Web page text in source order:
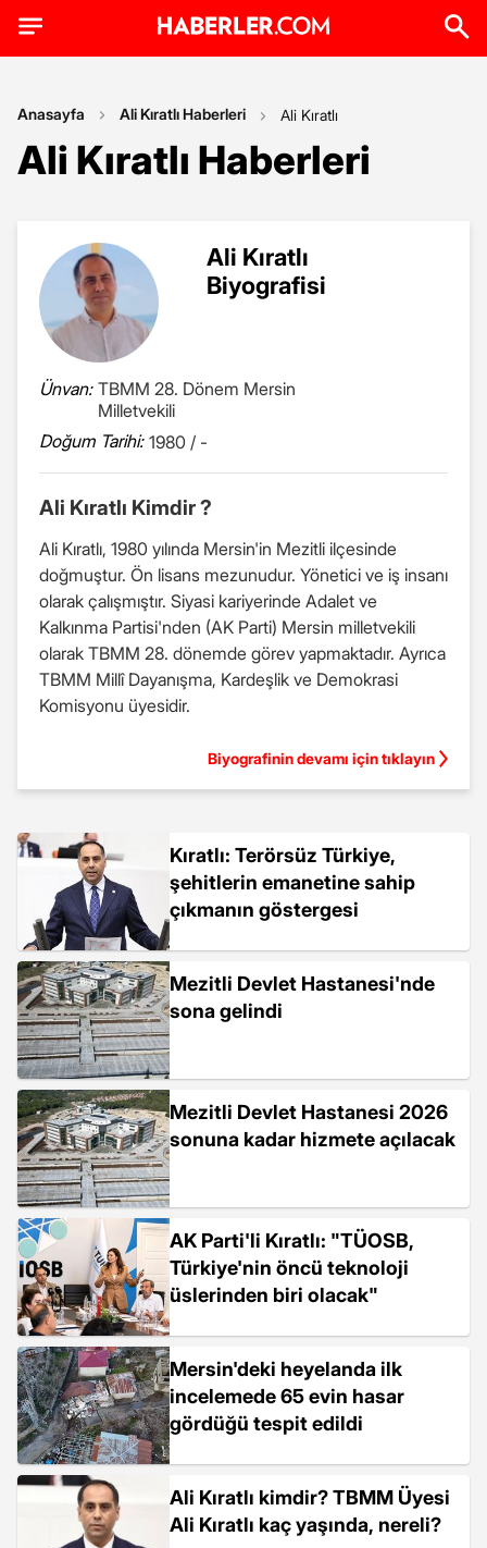
Anasayfa Ali Kıratlı Haberleri Ali Kıratlı
Ali Kıratlı Haberleri
Ali Kıratlı
Biyografisi
Ünvan: TBMM 28. Dönem Mersin
Milletvekili
Doğum Tarihi: 1980 / -
Ali Kıratlı Kimdir ?
Ali Kıratlı, 1980 yılında Mersin'in Mezitli ilçesinde
doğmuştur. Ön lisans mezunudur. Yönetici ve iş insanı
olarak çalışmıştır. Siyasi kariyerinde Adalet ve
Kalkınma Partisi'nden (AK Parti) Mersin milletvekili
olarak TBMM 28. dönemde görev yapmaktadır. Ayrıca
TBMM Millî Dayanışma, Kardeşlik ve Demokrasi
Komisyonu üyesidir.
Biyografinin devamı için tıklayın
Kıratlı: Terörsüz Türkiye,
şehitlerin emanetine sahip
çıkmanın göstergesi
Mezitli Devlet Hastanesi'nde
sona gelindi
Mezitli Devlet Hastanesi 2026
sonuna kadar hizmete açılacak
AK Parti'li Kıratlı: "TÜOSB,
Türkiye'nin öncü teknoloji
üslerinden biri olacak"
Mersin'deki heyelanda ilk
incelemede 65 evin hasar
gördüğü tespit edildi
Ali Kıratlı kimdir? TBMM Üyesi
Ali Kıratlı kaç yaşında, nereli?